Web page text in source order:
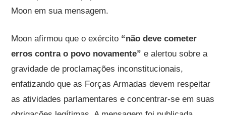
Moon em sua mensagem.
Moon afirmou que o exército “não deve cometer
erros contra o povo novamente”e alertou sobre a
gravidade de proclamações inconstitucionais,
enfatizando que as Forças Armadas devem respeitar
as atividades parlamentares e concentrar-se em suas